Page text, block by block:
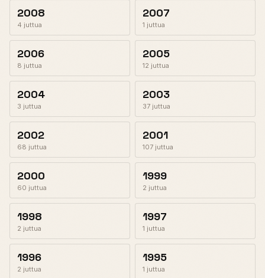
2008
4 juttua
2007
1 juttua
2006
8 juttua
2005
12 juttua
2004
3 juttua
2003
37 juttua
2002
68 juttua
2001
107 juttua
2000
60 juttua
1999
2 juttua
1998
2 juttua
1997
1 juttua
1996
2 juttua
1995
1 juttua